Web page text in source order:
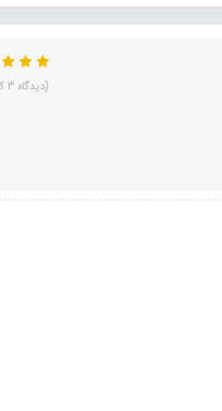
(دیدگاه 3 کاربر)